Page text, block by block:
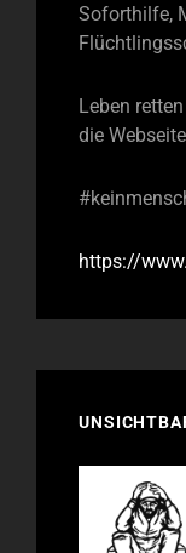
Soforthilfe,
Leben
die
https://